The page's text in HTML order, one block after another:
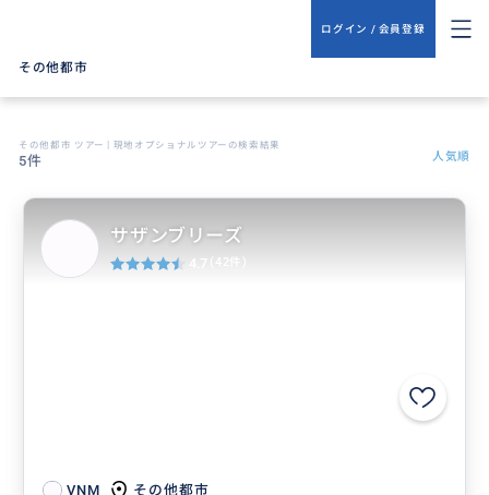
ログイン / 会員登録
その他都市
その他都市 ツアー | 現地オプショナルツアーの検索結果
5件 人気順
VNM その他都市
サザンブリーズ
4.7 (42件)